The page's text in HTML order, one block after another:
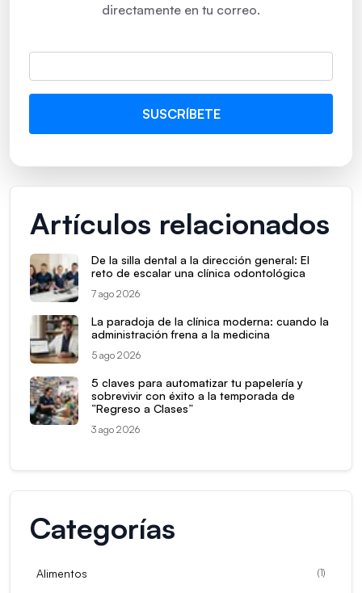
directamente en tu correo.
Artículos relacionados
De la silla dental a la dirección general: El
reto de escalar una clínica odontológica
7 ago 2026
La paradoja de la clínica moderna: cuando la
administración frena a la medicina
5 ago 2026
5 claves para automatizar tu papelería y
sobrevivir con éxito a la temporada de
“Regreso a Clases”
3 ago 2026
Categorías
Alimentos (1)